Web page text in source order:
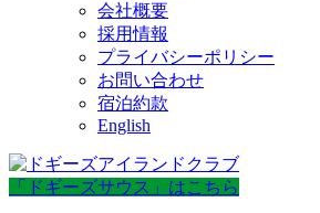
会社概要
採用情報
プライバシーポリシー
お問い合わせ
宿泊約款
English
「ドギーズサウス」はこちら